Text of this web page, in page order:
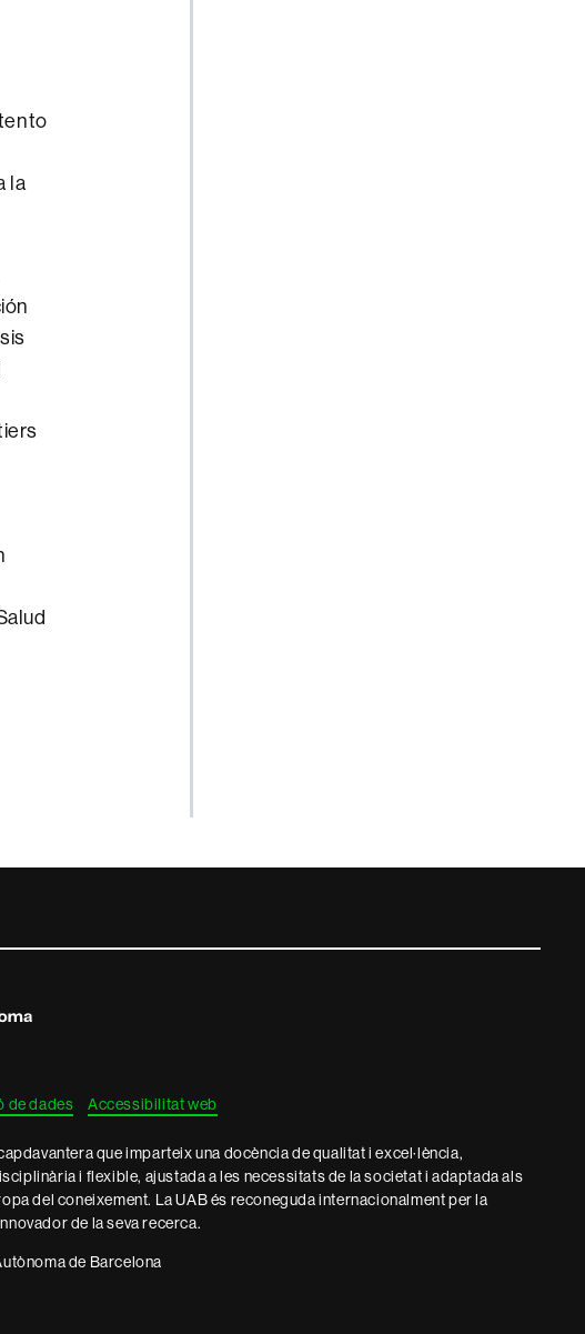
la
de dades Accessibilitat web
que imparteix una docència de qualitat i excel·lència,
i flexible, ajustada a les necessitats de la societat i adaptada als
del coneixement. La UAB és reconeguda internacionalment per la
de la seva recerca.
de Barcelona